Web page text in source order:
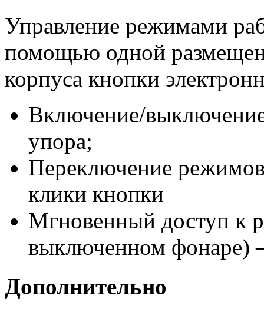
Управление режимами
помощью одной
корпуса кнопки
Включение/
упора;
Переключение
клики кнопки
Мгновенный доступ к
выключенном фонаре)
Дополнительно